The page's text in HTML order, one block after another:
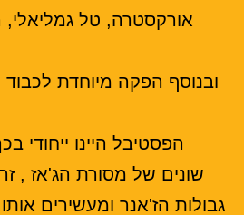
אורקסטרה, טל גמליאלי,
ובנוסף הפקה מיוחדת לכבוד
הפסטיבל היינו ייחודי
שונים של מסורת הג'אז ,
גבולות הז'אנר ומעשירים